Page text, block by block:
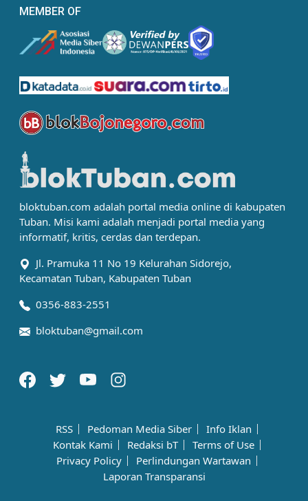
MEMBER OF
bloktuban.com adalah portal media online di kabupaten
Tuban. Misi kami adalah menjadi portal media yang
informatif, kritis, cerdas dan terdepan.
Jl. Pramuka 11 No 19 Kelurahan Sidorejo,
Kecamatan Tuban, Kabupaten Tuban
0356-883-2551
bloktuban@gmail.com
RSS Pedoman Media Siber
Info Iklan
Kontak Kami
Redaksi bT
Terms of Use
Privacy Policy
Perlindungan Wartawan
Laporan Transparansi